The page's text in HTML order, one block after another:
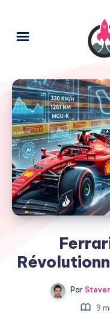
Par
9